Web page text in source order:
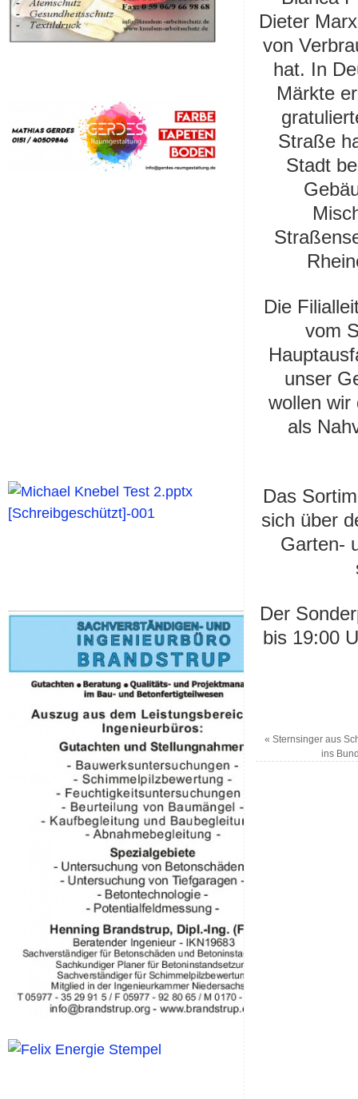
Dieter
von
hat. In
Märkte
Straße
Stadt
Die
vom
unser
wollen wir
als
Das
sich über
Garten-
Der
bis 19:00
« Sternsinger aus
ins